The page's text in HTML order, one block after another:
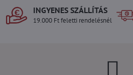
INGYENES SZÁLLÍTÁS
19.000 Ft feletti rendelésnél